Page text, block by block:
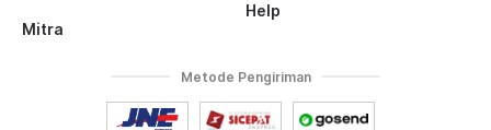
Mitra
Help
Metode Pengiriman